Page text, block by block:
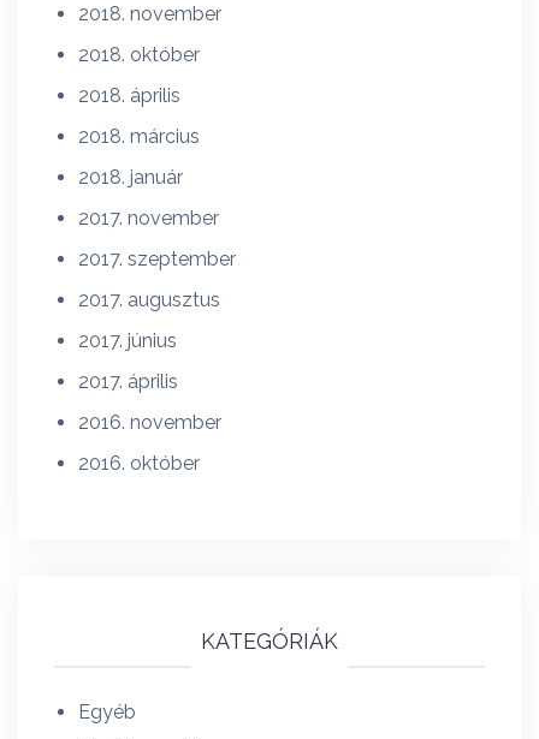
2018. november
2018. október
2018. április
2018. március
2018. január
2017. november
2017. szeptember
2017. augusztus
2017. június
2017. április
2016. november
2016. október
KATEGÓRIÁK
Egyéb